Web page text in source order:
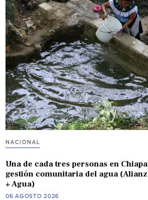
NACIONAL
Una de cada tres personas en
gestión comunitaria del agua
+ Agua)
06 AGOSTO 2026